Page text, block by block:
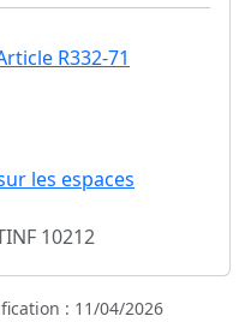
R332-71
les espaces
10212
: 11/04/2026